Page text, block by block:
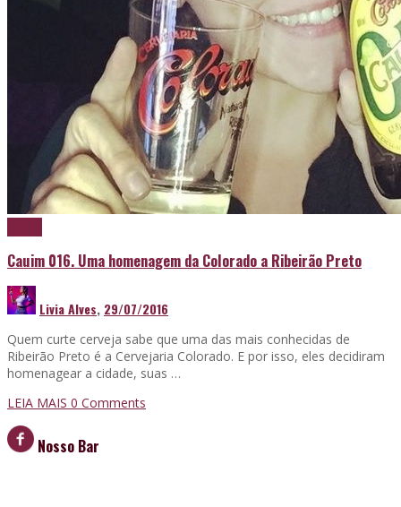
Cauim 016. Uma homenagem da Colorado a Ribeirão Preto
Livia Alves, 29/07/2016
Quem curte cerveja sabe que uma das mais conhecidas de
Ribeirão Preto é a Cervejaria Colorado. E por isso, eles decidiram
homenagear a cidade, suas …
LEIA MAIS 0 Comments
Nosso Bar